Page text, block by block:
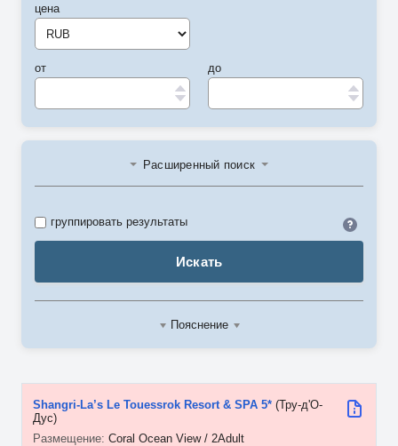
цена
от до
Расширенный поиск
Искать
группировать результаты
Пояснение
Shangri-La’s Le Touessrok Resort & SPA 5* (Тру-д'О-
Дус)
Coral Ocean View / 2Adult